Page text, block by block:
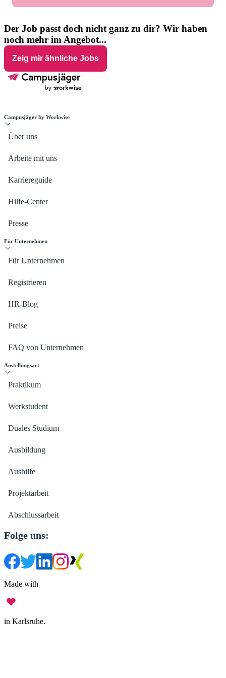
visa regulations. Therefore you can use the official visa
navigator from theFederal Foreign Office
find jobs without German language requirements. It is also
help center may support you during the application process.
Der Job passt doch nicht ganz zu dir? Wir haben
noch mehr im Angebot...
Zeig mir ähnliche Jobs
Campusjäger by Workwise
Über uns
Arbeite mit uns
Karriereguide
Hilfe-Center
Presse
Für Unternehmen
Für Unternehmen
Registrieren
HR-Blog
Preise
FAQ von Unternehmen
Anstellungsart
Praktikum
Werkstudent
Duales Studium
Ausbildung
Aushilfe
Projektarbeit
Abschlussarbeit
Folge uns:
Made with
in Karlsruhe.